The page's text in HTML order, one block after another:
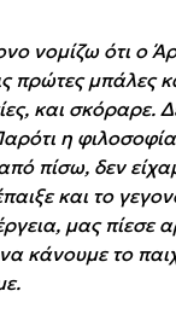
νομίζω ότι ο
πρώτες μπάλες
και σκόραρε.
η
πίσω, δεν
και το
μας πίεσε
κάνουμε το